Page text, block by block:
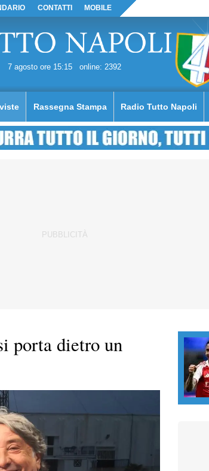
CONTATTI MOBILE
7 agosto ore 15:15 online: 2392
Rassegna Stampa Radio Tutto Napoli
porta dietro un